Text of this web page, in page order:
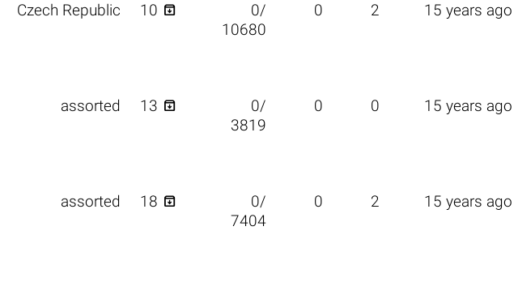
Czech Republic 10 
0/
10680
0 2 15 years ago
assorted 13 
0/
3819
0 0 15 years ago
assorted 18 
0/
7404
0 2 15 years ago